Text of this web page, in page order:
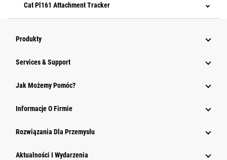
Cat Pl161 Attachment Tracker
Produkty
Services & Support
Jak Możemy Pomóc?
Informacje O Firmie
Rozwiązania Dla Przemysłu
Aktualności I Wydarzenia